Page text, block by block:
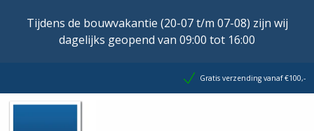
Tijdens de bouwvakantie (20-07 t/m 07-08) zijn wij
dagelijks geopend van 09:00 tot 16:00
Gratis verzending vanaf €100,-